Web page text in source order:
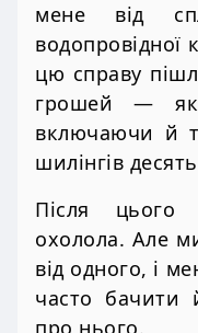
мене від
водопровідної
цю справу
грошей —
включаючи й
шилінгів
Після
охолола. Але
від одного, і
часто бачити
про нього.